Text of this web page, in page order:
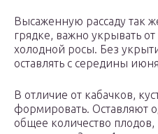
Высаженную рассаду так
грядке, важно укрывать
холодной росы. Без
оставлять с середины июня
В отличие от кабачков,
формировать. Оставляют
общее количество